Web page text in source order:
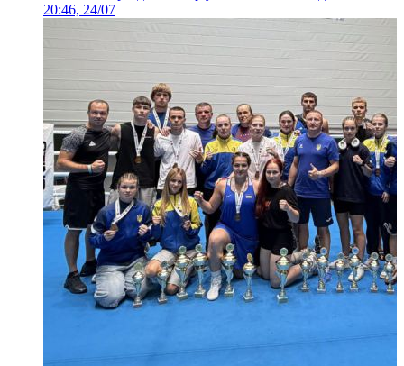
20:46, 24/07